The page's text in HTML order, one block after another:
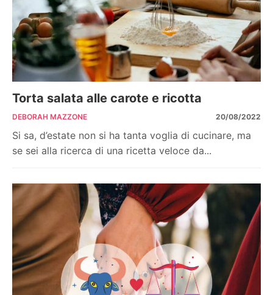
Torta salata alle carote e ricotta
DEBORAH MAZZONE 20/08/2022
Si sa, d’estate non si ha tanta voglia di cucinare, ma
se sei alla ricerca di una ricetta veloce da...